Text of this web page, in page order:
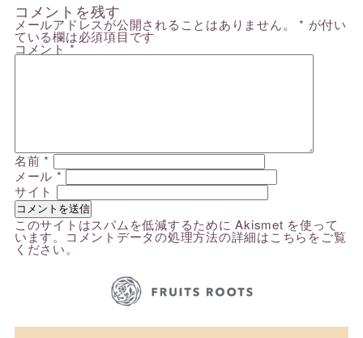
コメントを残す
メールアドレスが公開されることはありません。 * が付い
ている欄は必須項目です
コメント*
名前*
メール *
サイト
このサイトはスパムを低減するために Akismet を使って
います。 コメントデータの処理方法の詳細はこちらをご覧
ください。